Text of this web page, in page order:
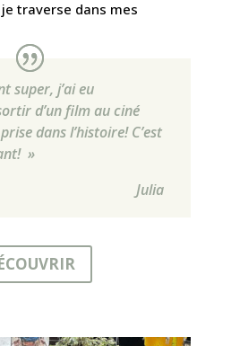
traverse dans mes
super, j’ai eu
d’un film au ciné
dans l’histoire! C’est
»
Julia